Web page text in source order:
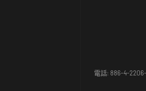
電話: 886-4-